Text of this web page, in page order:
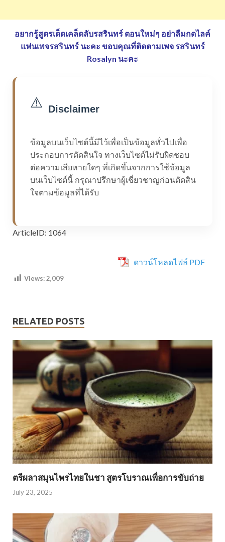
อยากรู้สูตรเด็ดเคล็ดลับรสรินทร์ ตอนใหม่ๆ อย่าลืมกดไลค์
แฟนเพจรสรินทร์ นะคะ ขอบคุณที่ติดตามเพจ รสรินทร์
Rosalyn นะคะ
⚠️ Disclaimer
ข้อมูลบนเว็บไซต์นี้มีไว้เพื่อเป็นข้อมูลทั่วไปเพื่อ
ประกอบการตัดสินใจ ทางเว็บไซต์ไม่รับผิดชอบ
ต่อความเสียหายใดๆ ที่เกิดขึ้นจากการใช้ข้อมูล
บนเว็บไซต์นี้ กรุณาปรึกษาผู้เชี่ยวชาญก่อนตัดสิน
ใจตามข้อมูลที่ได้รับ
ArticleID: 1064
ดาวน์โหลดไฟล์ PDF
Views:2,009
RELATED POSTS
ตรีผลาสมุนไพรไทยในชา สูตรโบราณเพื่อการขับถ่าย
July 23, 2025